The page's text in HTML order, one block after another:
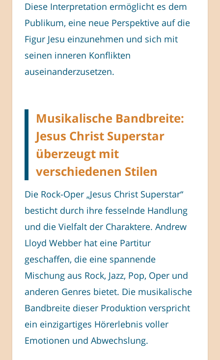
Diese Interpretation ermöglicht es dem
Publikum, eine neue Perspektive auf die
Figur Jesu einzunehmen und sich mit
seinen inneren Konflikten
auseinanderzusetzen.
Musikalische Bandbreite:
Jesus Christ Superstar
überzeugt mit
verschiedenen Stilen
Die Rock-Oper „Jesus Christ Superstar“
besticht durch ihre fesselnde Handlung
und die Vielfalt der Charaktere. Andrew
Lloyd Webber hat eine Partitur
geschaffen, die eine spannende
Mischung aus Rock, Jazz, Pop, Oper und
anderen Genres bietet. Die musikalische
Bandbreite dieser Produktion verspricht
ein einzigartiges Hörerlebnis voller
Emotionen und Abwechslung.